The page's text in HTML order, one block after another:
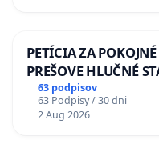
PETÍCIA ZA
PREŠOVE HLUČNÉ
LEN OD 9.00 DO
TÝŽDEŇ CIEĽ 8.00 –
KONTROLA STAVBY
63 podpisov
63 Podpisy / 30 dni
2 Aug 2026